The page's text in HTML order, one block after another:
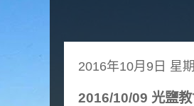
2016年10月9日 星
2016/10/09 光鹽